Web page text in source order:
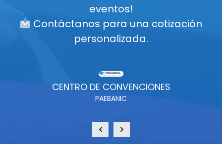
eventos!
Contáctanos para una cotización
personalizada.
CENTRO DE CONVENCIONES
PAEBANIC